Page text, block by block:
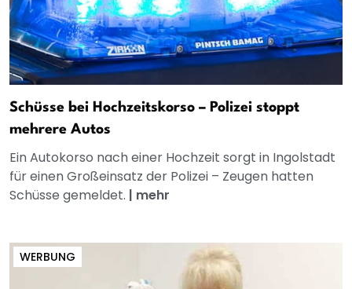
Schüsse bei Hochzeitskorso – Polizei stoppt
mehrere Autos
Ein Autokorso nach einer Hochzeit sorgt in Ingolstadt
für einen Großeinsatz der Polizei – Zeugen hatten
Schüsse gemeldet. | mehr
WERBUNG